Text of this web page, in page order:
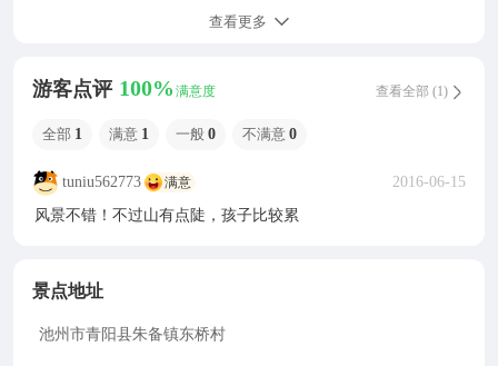
能看到大兴和尚的肉身，这是新中国建国以来的第一尊肉身。
元，往返80元。若是步行，走七布泉瀑布方向，该瀑布是景区
从山脚到
九子寺 这一路沿途还有好几个小寺院和摩崖石刻可
看。
雄宝殿门前左侧嵌有明代碑刻。从
都有素斋吃，问一问寺庙的师傅，会告诉你具体在哪吃。
查看更多
游客点评 100% 满意度 查看全部 (1)
全部 1 满意 1 一般 0 不满意 0
tuniu562773 满意
2016-06-15
风景不错！不过山有点陡，孩子比较累
景点地址
池州市青阳县朱备镇东桥村